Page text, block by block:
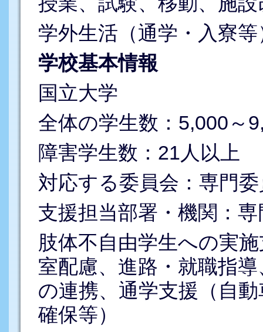
学外生活（通学・入寮等
学校基本情報
国立大学
全体の学生数：5,000～
障害学生数：21人以上
対応する委員会：専門
支援担当部署・機関：
肢体不自由学生への実
室配慮、進路・就職指
の連携、通学支援（自
確保等）